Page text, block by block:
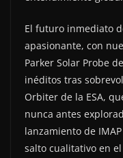
El futuro inmediato
apasionante, con
Parker Solar Probe
inéditos tras
Orbiter de la ESA,
nunca antes
lanzamiento de
salto cualitativo en